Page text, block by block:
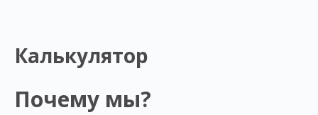
Калькулятор
Почему мы?